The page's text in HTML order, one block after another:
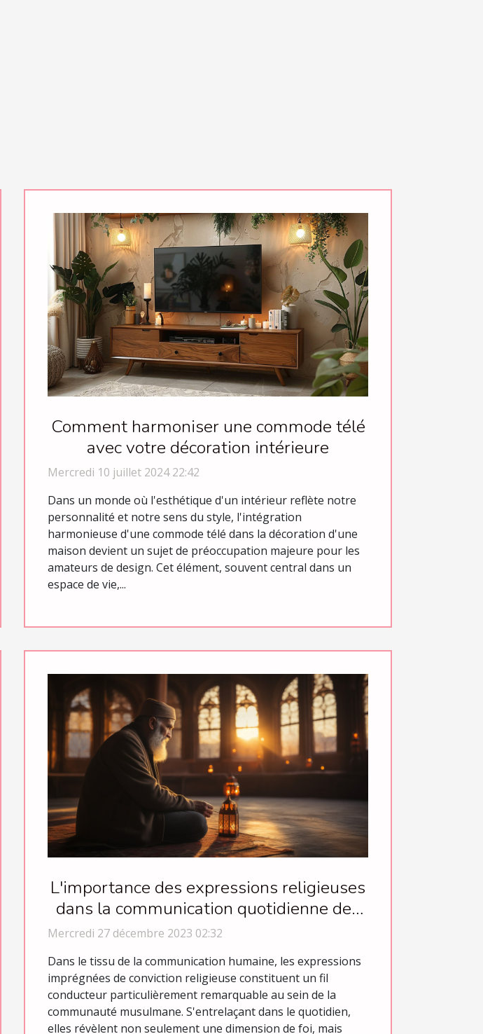
Comment harmoniser une commode télé
avec votre décoration intérieure
Mercredi 10 juillet 2024 22:42
Dans un monde où l'esthétique d'un intérieur reflète notre
personnalité et notre sens du style, l'intégration
harmonieuse d'une commode télé dans la décoration d'une
maison devient un sujet de préoccupation majeure pour les
amateurs de design. Cet élément, souvent central dans un
espace de vie,...
L'importance des expressions religieuses
dans la communication quotidienne des
musulmans
Mercredi 27 décembre 2023 02:32
Dans le tissu de la communication humaine, les expressions
imprégnées de conviction religieuse constituent un fil
conducteur particulièrement remarquable au sein de la
communauté musulmane. S'entrelaçant dans le quotidien,
elles révèlent non seulement une dimension de foi, mais